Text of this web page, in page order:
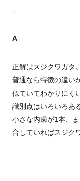
↓
A
正解はスジクワガタ
普通なら特徴の違い
似ていてわかりにく
識別点はいろいろあ
小さな内歯が1本、
合していればスジク